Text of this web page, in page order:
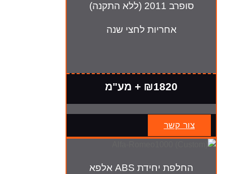
סופרב 2011 (ללא התקנה)
אחריות לחצי שנה
₪1820 + מע"מ
צור קשר
החלפת יחידת ABS אלפא